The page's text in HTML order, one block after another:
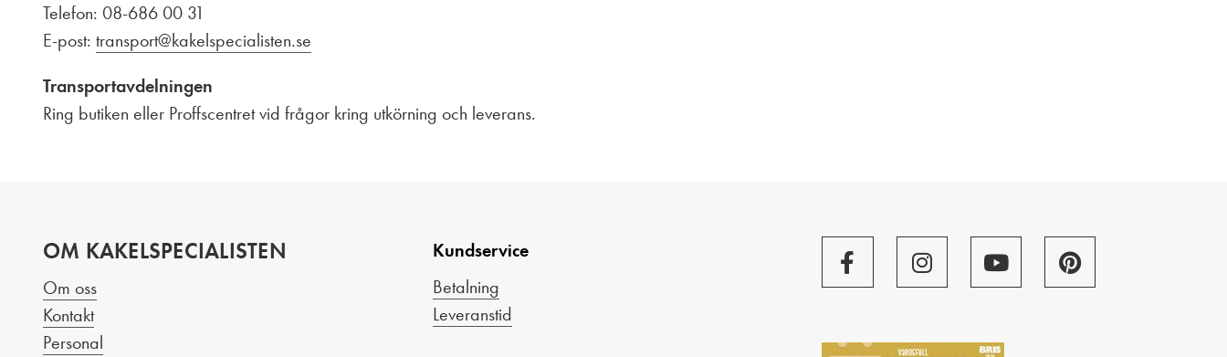
Telefon: 08-686 00 31
E-post: transport@kakelspecialisten.se
Transportavdelningen
Ring butiken eller Proffscentret vid frågor kring utkörning och leverans.
OM KAKELSPECIALISTEN
Om oss
Kontakt
Personal
Kundservice
Betalning
Leveranstid